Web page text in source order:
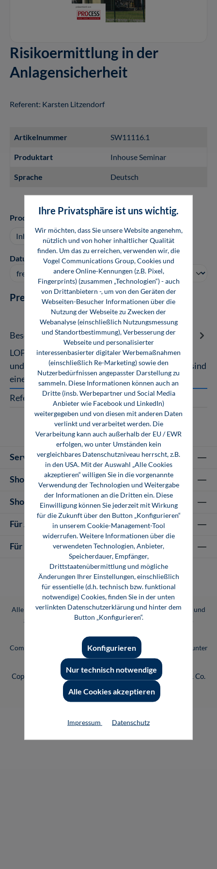
Risikoermittlung in der
Anlagensicherheit
Referent: Karsten Litzendorf
Artikelnummer SW11116.1
Produktart Inhouse Seminar
Sprache Deutsch
Produktartauswählen
Inhouse Seminar anfragen
Datum auswählen
Preis auf Anfrage
Beschreibung
LOPA – Layer of Protection Analysis Zur sicheren
und stabilen Produktion in der Prozessindustrie sind
eine Vielzahl von Gese…Mehr
Referent
Service-Hotline
Shop Informationen
Shop-Service
Für Autor-/innen
Für Unternehmen
Alle Preise inkl. gesetzl. Mehrwertsteuer zzgl. Versandkosten
und
ggf. Nachnahmegebühren, wenn nicht anders angegeben.
Vogel Professional Education ist eine Marke der Vogel
Communications Group. Unser gesamtes Angebot finden Sie unter
www.vogel.de.
Copyright © 2026 Vogel Communications Group GmbH & Co.
Ihre Privatsphäre ist uns wichtig.
Wir möchten, dass Sie unsere Website angenehm,
nützlich und von hoher inhaltlicher Qualität
finden. Um das zu erreichen, verwenden wir, die
Vogel Communications Group, Cookies und
andere Online-Kennungen (z.B. Pixel,
Fingerprints) (zusammen „Technologien“) - auch
von Drittanbietern -, um von den Geräten der
Webseiten-Besucher Informationen über die
Nutzung der Webseite zu Zwecken der
Webanalyse (einschließlich Nutzungsmessung
und Standortbestimmung), Verbesserung der
Webseite und personalisierter
interessenbasierter digitaler Werbemaßnahmen
(einschließlich Re-Marketing) sowie den
Nutzerbedürfnissen angepasster Darstellung zu
sammeln. Diese Informationen können auch an
Dritte (insb. Werbepartner und Social Media
Anbieter wie Facebook und LinkedIn)
weitergegeben und von diesen mit anderen Daten
verlinkt und verarbeitet werden. Die
Verarbeitung kann auch außerhalb der EU / EWR
erfolgen, wo unter Umständen kein
vergleichbares Datenschutzniveau herrscht, z.B.
in den USA. Mit der Auswahl „Alle Cookies
akzeptieren“ willigen Sie in die vorgenannte
Verwendung der Technologien und Weitergabe
der Informationen an die Dritten ein. Diese
Einwilligung können Sie jederzeit mit Wirkung
für die Zukunft über den Button „Konfigurieren“
in unserem Cookie-Management-Tool
widerrufen. Weitere Informationen über die
verwendeten Technologien, Anbieter,
Speicherdauer, Empfänger,
Drittstaatenübermittlung und mögliche
Änderungen Ihrer Einstellungen, einschließlich
für essentielle (d.h. technisch bzw. funktional
notwendige) Cookies, finden Sie in der unten
verlinkten Datenschutzerklärung und hinter dem
Button „Konfigurieren“.
Nur technisch notwendige
Konfigurieren
Alle Cookies akzeptieren
Impressum Datenschutz